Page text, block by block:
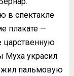
в спектакле
плакате —
царственную
Муха украсил
пальмовую